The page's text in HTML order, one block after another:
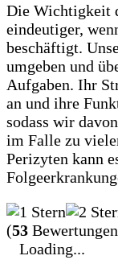
Die Wichtigkeit
eindeutiger,
beschäftigt.
umgeben und
Aufgaben. Ihr
an und ihre
sodass wir
im Falle zu
Perizyten kann
(53
Loading...